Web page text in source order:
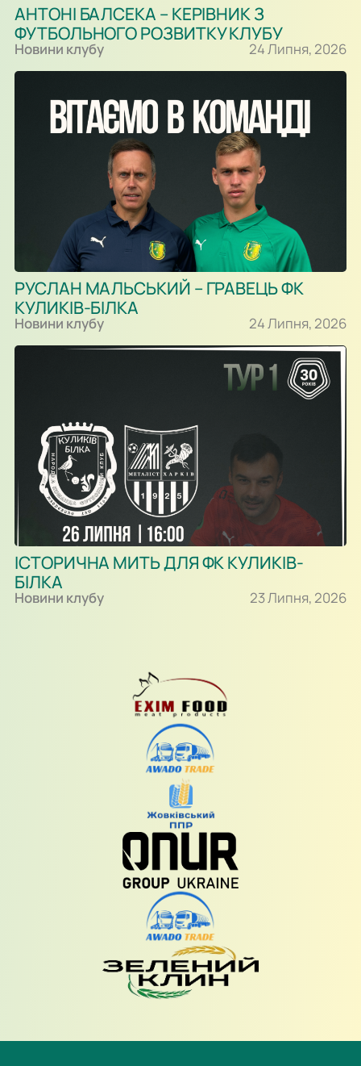
АНТОНІ БАЛСЕКА – КЕРІВНИК З
ФУТБОЛЬНОГО РОЗВИТКУ КЛУБУ
Новини клубу 24 Липня, 2026
РУСЛАН МАЛЬСЬКИЙ – ГРАВЕЦЬ ФК
КУЛИКІВ-БІЛКА
Новини клубу 24 Липня, 2026
ІСТОРИЧНА МИТЬ ДЛЯ ФК КУЛИКІВ-
БІЛКА
Новини клубу 23 Липня, 2026